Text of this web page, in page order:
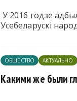
У 2016 годзе
Усебеларускі
ОБЩЕСТВО АКТУАЛЬНО
Какими же были